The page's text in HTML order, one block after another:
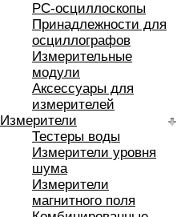
РС-осциллоскопы
Принадлежности для
осциллографов
Измерительные
модули
Аксессуары для
измерителей
Измерители
Тестеры воды
Измерители уровня
шума
Измерители
магнитного поля